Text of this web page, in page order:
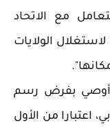
مع الاتحاد
الولايات
أوصي بفرض رسم
اعتبارا من الأول